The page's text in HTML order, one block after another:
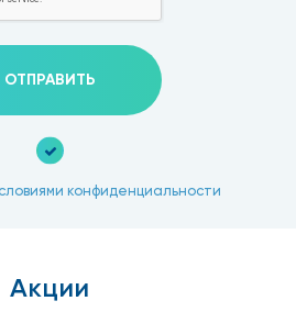
ОТПРАВИТЬ
конфиденциальности
Акции